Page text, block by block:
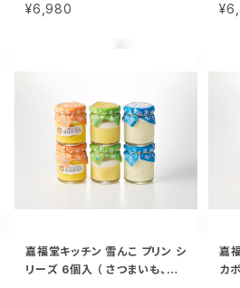
¥6,980
ー
嘉福堂キッチン 雪んこ プリン シ
リーズ 6個入 （ さつまいも、か
嘉
カ